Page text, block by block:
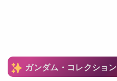
ガンダム・コレクション